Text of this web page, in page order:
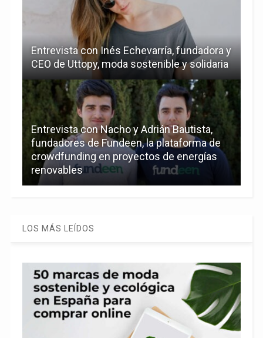
Entrevista con Inés Echevarría, fundadora y
CEO de Uttopy, moda sostenible y solidaria
Entrevista con Nacho y Adrián Bautista,
fundadores de Fundeen, la plataforma de
crowdfunding en proyectos de energías
renovables
LOS MÁS LEÍDOS